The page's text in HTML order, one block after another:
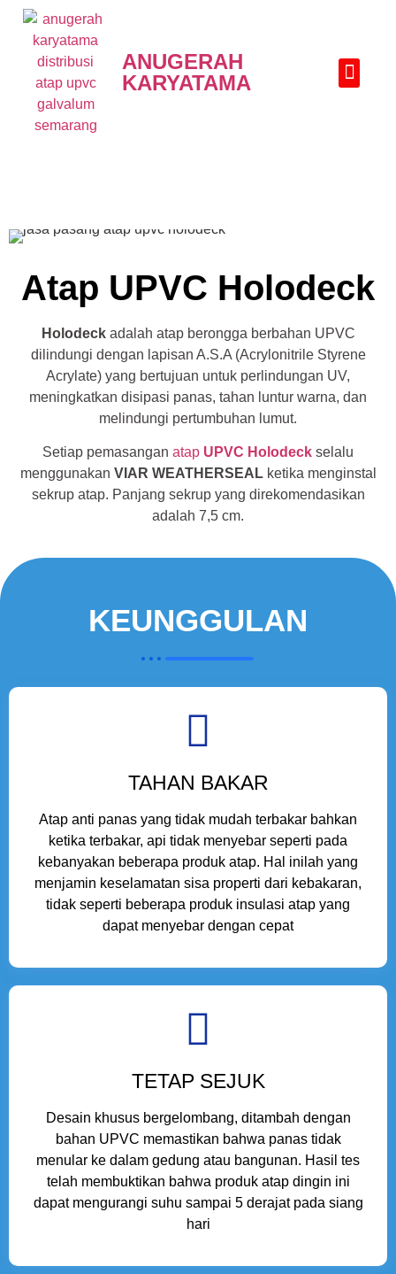
ANUGERAH
KARYATAMA
Atap UPVC Holodeck
Holodeckadalah atap berongga berbahan UPVC
dilindungi dengan lapisan A.S.A (Acrylonitrile Styrene
Acrylate) yang bertujuan untuk perlindungan UV,
meningkatkan disipasi panas, tahan luntur warna, dan
melindungi pertumbuhan lumut.
Setiap pemasangan atap UPVC Holodeck selalu
menggunakan VIAR WEATHERSEAL ketika menginstal
sekrup atap. Panjang sekrup yang direkomendasikan
adalah 7,5 cm.
KEUNGGULAN
TAHAN BAKAR
Atap anti panas yang tidak mudah terbakar bahkan
ketika terbakar, api tidak menyebar seperti pada
kebanyakan beberapa produk atap. Hal inilah yang
menjamin keselamatan sisa properti dari kebakaran,
tidak seperti beberapa produk insulasi atap yang
dapat menyebar dengan cepat
TETAP SEJUK
Desain khusus bergelombang, ditambah dengan
bahan UPVC memastikan bahwa panas tidak
menular ke dalam gedung atau bangunan. Hasil tes
telah membuktikan bahwa produk atap dingin ini
dapat mengurangi suhu sampai 5 derajat pada siang
hari